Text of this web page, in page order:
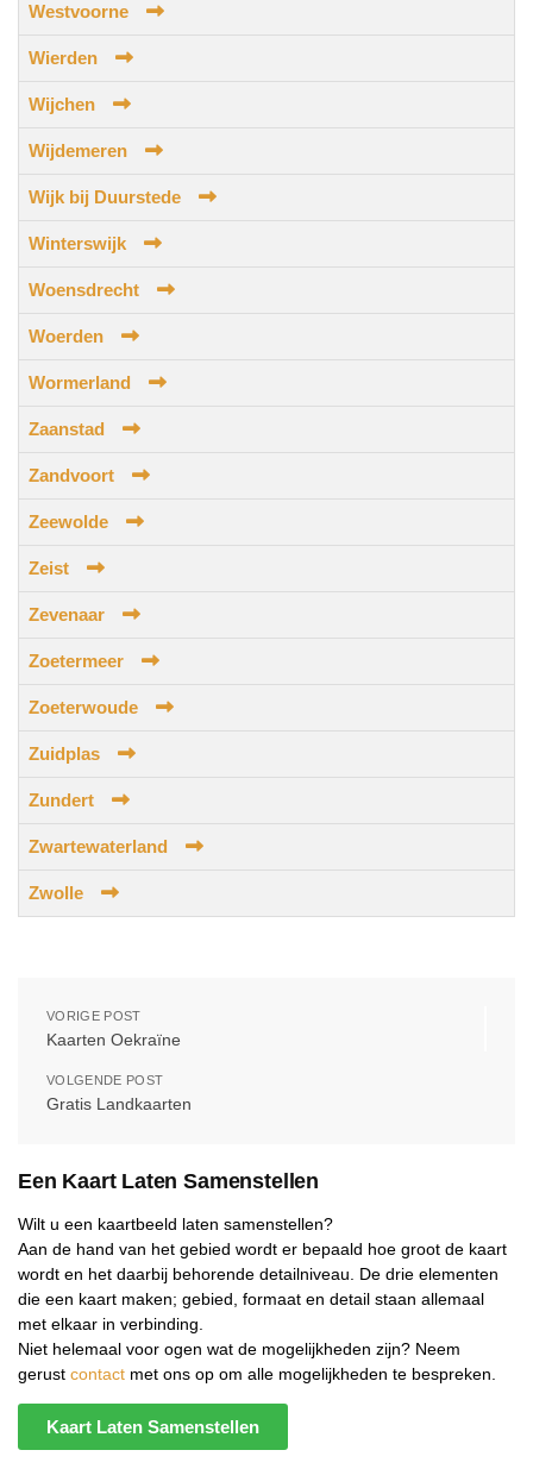
Westvoorne
Wierden
Wijchen
Wijdemeren
Wijk bij Duurstede
Winterswijk
Woensdrecht
Woerden
Wormerland
Zaanstad
Zandvoort
Zeewolde
Zeist
Zevenaar
Zoetermeer
Zoeterwoude
Zuidplas
Zundert
Zwartewaterland
Zwolle
VORIGE POST
Kaarten Oekraïne
VOLGENDE POST
Gratis Landkaarten
Een Kaart Laten Samenstellen
Wilt u een kaartbeeld laten samenstellen?
Aan de hand van het gebied wordt er bepaald hoe groot de kaart
wordt en het daarbij behorende detailniveau. De drie elementen
die een kaart maken; gebied, formaat en detail staan allemaal
met elkaar in verbinding.
Niet helemaal voor ogen wat de mogelijkheden zijn? Neem
gerust contact met ons op om alle mogelijkheden te bespreken.
Kaart Laten Samenstellen